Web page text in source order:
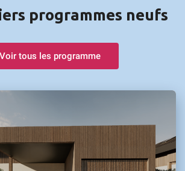
programmes neufs
Voir tous les programme